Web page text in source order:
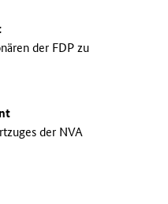
der FDP zu
der NVA